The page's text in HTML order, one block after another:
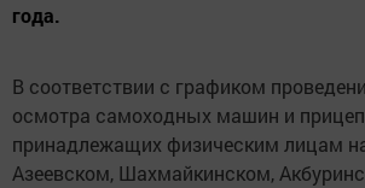
года.
В соответствии с графиком
осмотра самоходных машин и
принадлежащих физическим лицам
Азеевском, Шахмайкинском,